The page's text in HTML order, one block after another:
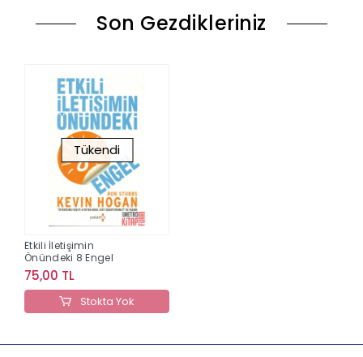
Son Gezdikleriniz
Tükendi
Etkili İletişimin
Önündeki 8 Engel
75,00 TL
Stokta Yok